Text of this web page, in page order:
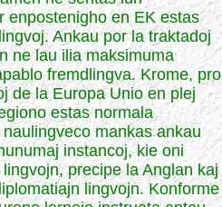
enpostenigho en EK estas
Ankau por la traktadoj
ne lau ilia maksimuma
fremdlingva. Krome, pro
de la Europa Unio en plej
estas normala
mankas ankau
instancoj, kie oni
precipe la Anglan kaj
lingvojn. Konforme